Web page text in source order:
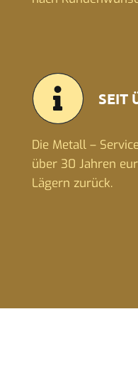
SEIT
Die Metall –
über 30 Jahren
Lägern zurück.